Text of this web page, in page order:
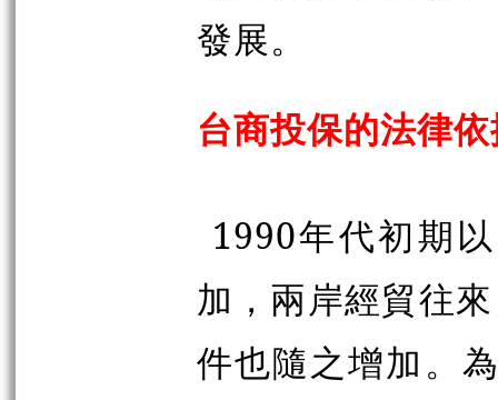
發展。
台商投保的法律
1990年代初期
加，兩岸經貿往
件也隨之增加。